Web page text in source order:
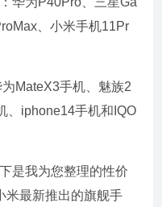
、小米手机11Pr
MateX3手机、魅族2
、iphone14手机和IQO
是我为您整理的性价
米最新推出的旗舰手